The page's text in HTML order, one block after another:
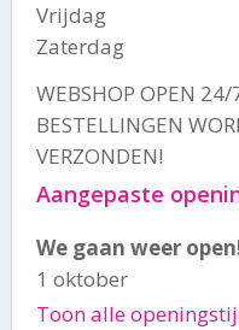
Vrijdag
Zaterdag
WEBSHOP OPEN 24/
BESTELLINGEN
VERZONDEN!
Aangepaste
We gaan weer
1 oktober
Toon alle